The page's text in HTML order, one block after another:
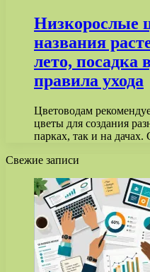
Низкорослые
названия
лето, посадка
правила ухода
Цветоводам
цветы для создания
парках, так и на
Свежие записи